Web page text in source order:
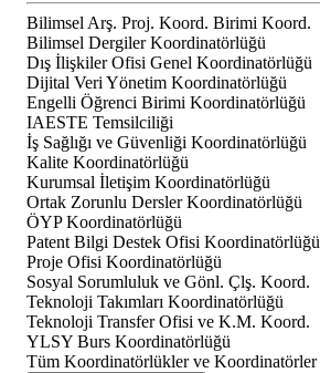
Bilimsel Arş. Proj. Koord. Birimi Koord.
Bilimsel Dergiler Koordinatörlüğü
Dış İlişkiler Ofisi Genel Koordinatörlüğü
Dijital Veri Yönetim Koordinatörlüğü
Engelli Öğrenci Birimi Koordinatörlüğü
IAESTE Temsilciliği
İş Sağlığı ve Güvenliği Koordinatörlüğü
Kalite Koordinatörlüğü
Kurumsal İletişim Koordinatörlüğü
Ortak Zorunlu Dersler Koordinatörlüğü
ÖYP Koordinatörlüğü
Patent Bilgi Destek Ofisi Koordinatörlüğü
Proje Ofisi Koordinatörlüğü
Sosyal Sorumluluk ve Gönl. Çlş. Koord.
Teknoloji Takımları Koordinatörlüğü
Teknoloji Transfer Ofisi ve K.M. Koord.
YLSY Burs Koordinatörlüğü
Tüm Koordinatörlükler ve Koordinatörler